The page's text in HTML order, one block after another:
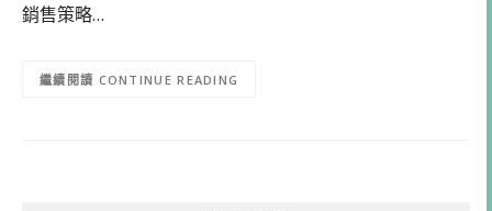
銷售策略…
CONTINUE READING